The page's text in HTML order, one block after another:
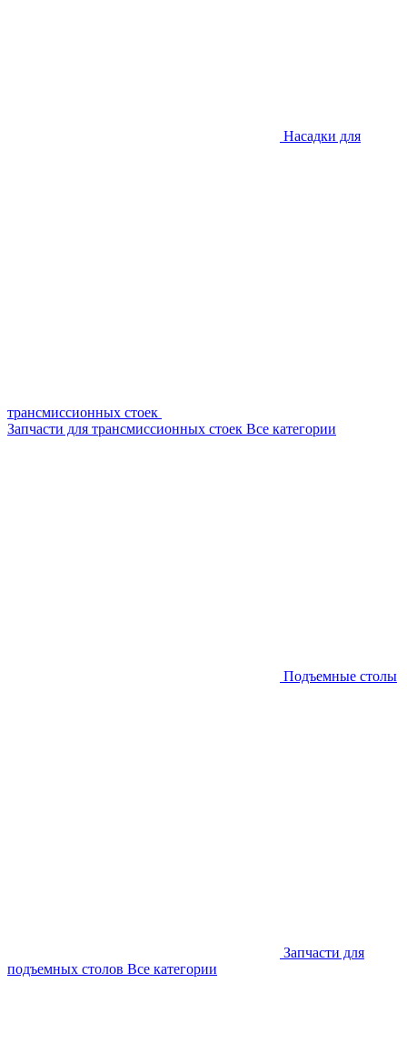
Насадки для
трансмиссионных стоек
Запчасти для трансмиссионных стоек Все категории
Подъемные столы
Запчасти для
подъемных столов Все категории